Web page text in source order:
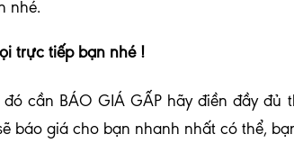
nhé.
trực tiếp bạn nhé !
cần BÁO GIÁ GẤP hãy điền đầy đủ
báo giá cho bạn nhanh nhất có thể,